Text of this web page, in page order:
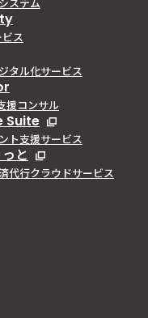
ステム
ス
タル化サービス
援コンサル
Suite
ト支援サービス
と
代行クラウドサービス